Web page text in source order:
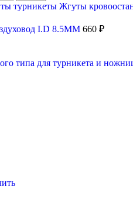
турникеты Жгуты
I.D 8.5MM 660 ₽
типа для турникета и